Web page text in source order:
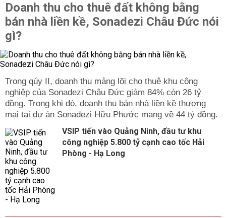
Doanh thu cho thuê đất không bằng
bán nhà liền kề, Sonadezi Châu Đức nói
gì?
Trong qúy II, doanh thu mảng lõi cho thuê khu công
nghiệp của Sonadezi Châu Đức giảm 84% còn 26 tỷ
đồng. Trong khi đó, doanh thu bán nhà liền kề thương
mại tại dự án Sonadezi Hữu Phước mang về 44 tỷ đồng.
VSIP tiến vào Quảng Ninh, đầu tư khu
công nghiệp 5.800 tỷ cạnh cao tốc Hải
Phòng - Hạ Long